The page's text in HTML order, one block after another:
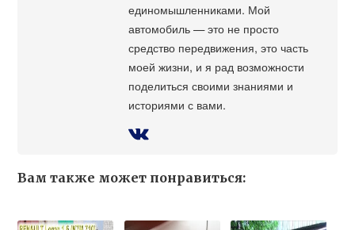
единомышленниками. Мой
автомобиль — это не просто
средство передвижения, это часть
моей жизни, и я рад возможности
поделиться своими знаниями и
историями с вами.
Вам также может понравиться: